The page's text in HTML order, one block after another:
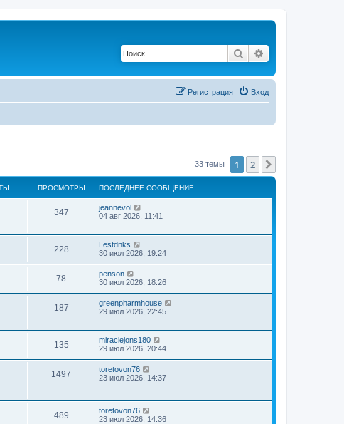
Поиск
Вход
Регистрация
33 темы 1 2
ПРОСМОТРЫ ПОСЛЕДНЕЕ СООБЩЕНИЕ
347
jeannevol
04 авг 2026, 11:41
228
Lestdnks
30 июл 2026, 19:24
78
penson
30 июл 2026, 18:26
187
greenpharmhouse
29 июл 2026, 22:45
135
miraclejons180
29 июл 2026, 20:44
1497
toretovon76
23 июл 2026, 14:37
489
toretovon76
23 июл 2026, 14:36